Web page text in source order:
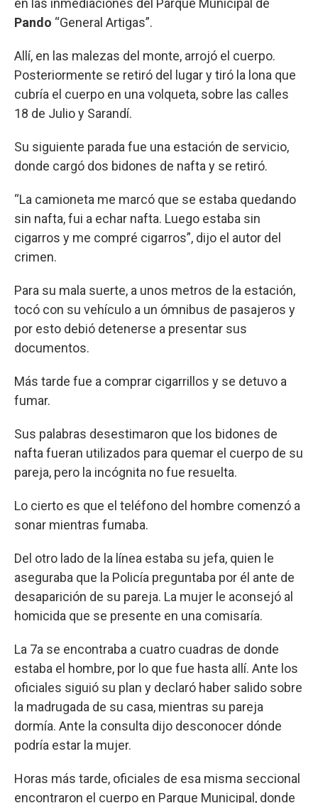
en las inmediaciones del Parque Municipal de
Pando “General Artigas”.
Allí, en las malezas del monte, arrojó el cuerpo.
Posteriormente se retiró del lugar y tiró la lona que
cubría el cuerpo en una volqueta, sobre las calles
18 de Julio y Sarandí.
Su siguiente parada fue una estación de servicio,
donde cargó dos bidones de nafta y se retiró.
“La camioneta me marcó que se estaba quedando
sin nafta, fui a echar nafta. Luego estaba sin
cigarros y me compré cigarros”, dijo el autor del
crimen.
Para su mala suerte, a unos metros de la estación,
tocó con su vehículo a un ómnibus de pasajeros y
por esto debió detenerse a presentar sus
documentos.
Más tarde fue a comprar cigarrillos y se detuvo a
fumar.
Sus palabras desestimaron que los bidones de
nafta fueran utilizados para quemar el cuerpo de su
pareja, pero la incógnita no fue resuelta.
Lo cierto es que el teléfono del hombre comenzó a
sonar mientras fumaba.
Del otro lado de la línea estaba su jefa, quien le
aseguraba que la Policía preguntaba por él ante de
desaparición de su pareja. La mujer le aconsejó al
homicida que se presente en una comisaría.
La 7a se encontraba a cuatro cuadras de donde
estaba el hombre, por lo que fue hasta allí. Ante los
oficiales siguió su plan y declaró haber salido sobre
la madrugada de su casa, mientras su pareja
dormía. Ante la consulta dijo desconocer dónde
podría estar la mujer.
Horas más tarde, oficiales de esa misma seccional
encontraron el cuerpo en Parque Municipal, donde